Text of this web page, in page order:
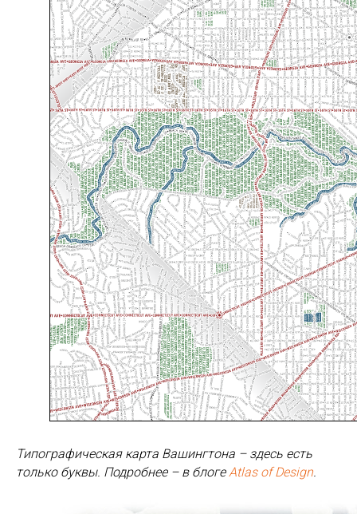
Типографическая карта Вашингтона – здесь есть
только буквы. Подробнее – в блогеAtlas of Design.